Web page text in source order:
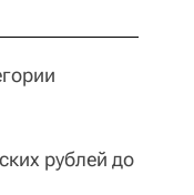
рублей до